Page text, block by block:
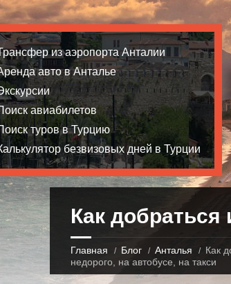
из аэропорта Анталии
авто в Анталье
авиабилетов
туров в Турцию
безвизовых дней в Турции
Как
Главная Блог Анталья
Как
недорого, на автобусе, на такси